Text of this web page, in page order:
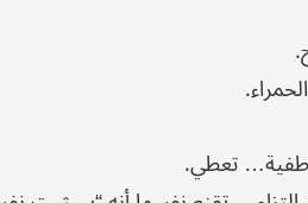
تعطي.